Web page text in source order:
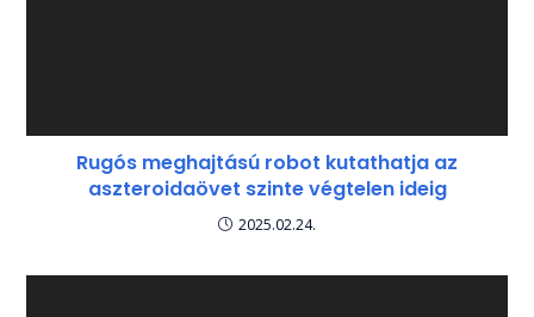
Rugós meghajtású robot kutathatja az
aszteroidaövet szinte végtelen ideig
2025.02.24.